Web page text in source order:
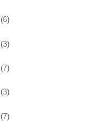
(6)
(3)
(7)
(3)
(7)